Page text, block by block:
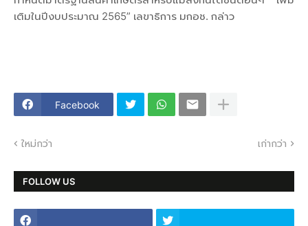
เติมในปีงบประมาณ 2565” เลขาธิการ มกอช. กล่าว
Facebook
ใหม่กว่า เก่ากว่า
FOLLOW US